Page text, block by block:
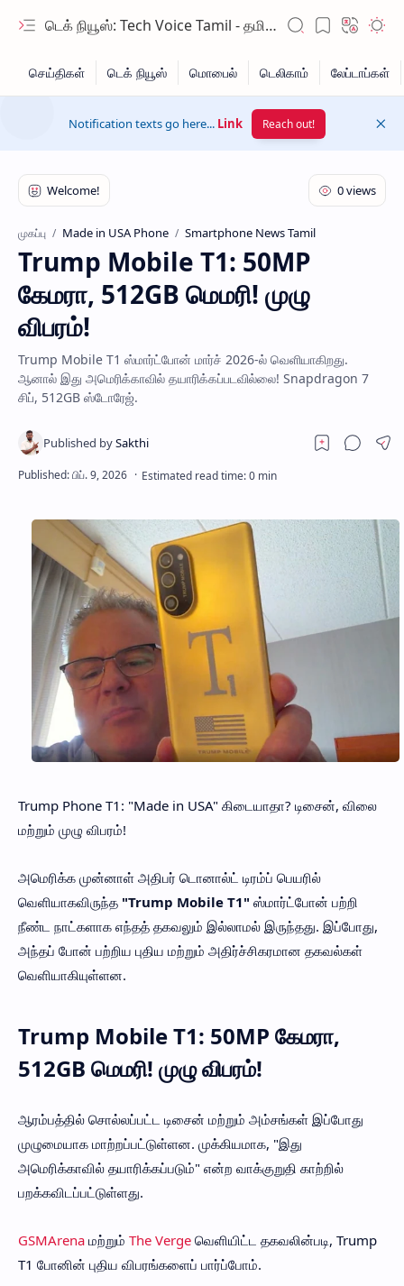
டெக் நியூஸ்: Tech Voice Tamil - தமிழ் டெக் & 2026 AI செய்திகள்.
Hidden Menu
Hidden Menu
Notification texts go here... Link Reach out!
முகப்பு Made in USA Phone Smartphone News Tamil
Trump Mobile T1: 50MP
கேமரா, 512GB மெமரி! முழு
விபரம்!
Trump Mobile T1 ஸ்மார்ட்போன் மார்ச் 2026-ல் வெளியாகிறது.
ஆனால் இது அமெரிக்காவில் தயாரிக்கப்படவில்லை! Snapdragon 7
சிப், 512GB ஸ்டோரேஜ்.
Trump Phone T1: "Made in USA" கிடையாதா? டிசைன், விலை
மற்றும் முழு விபரம்!
அமெரிக்க முன்னாள் அதிபர் டொனால்ட் டிரம்ப் பெயரில்
வெளியாகவிருந்த "Trump Mobile T1" ஸ்மார்ட்போன் பற்றி
நீண்ட நாட்களாக எந்தத் தகவலும் இல்லாமல் இருந்தது. இப்போது,
அந்தப் போன் பற்றிய புதிய மற்றும் அதிர்ச்சிகரமான தகவல்கள்
வெளியாகியுள்ளன.
Trump Mobile T1: 50MP கேமரா,
512GB மெமரி! முழு விபரம்!
ஆரம்பத்தில் சொல்லப்பட்ட டிசைன் மற்றும் அம்சங்கள் இப்போது
முழுமையாக மாற்றப்பட்டுள்ளன. முக்கியமாக, "இது
அமெரிக்காவில் தயாரிக்கப்படும்" என்ற வாக்குறுதி காற்றில்
பறக்கவிடப்பட்டுள்ளது.
GSMArena மற்றும் The Verge வெளியிட்ட தகவலின்படி, Trump
T1 போனின் புதிய விபரங்களைப் பார்ப்போம்.